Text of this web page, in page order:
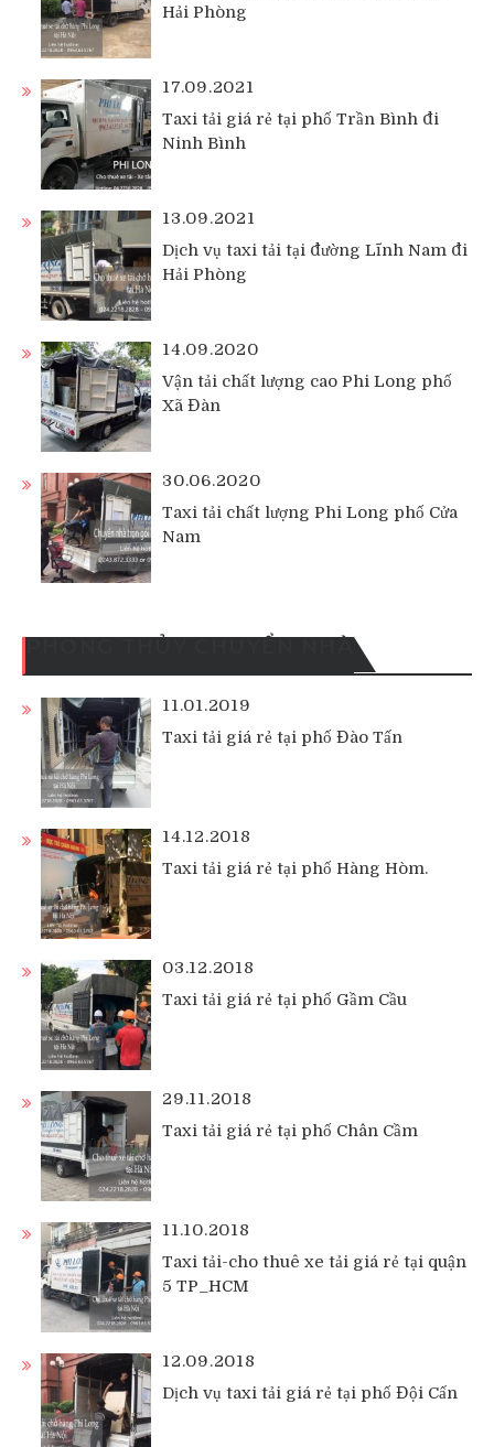
Hải Phòng
17.09.2021
Taxi tải giá rẻ tại phố Trần Bình đi
Ninh Bình
13.09.2021
Dịch vụ taxi tải tại đường Lĩnh Nam đi
Hải Phòng
14.09.2020
Vận tải chất lượng cao Phi Long phố
Xã Đàn
30.06.2020
Taxi tải chất lượng Phi Long phố Cửa
Nam
11.01.2019
Taxi tải giá rẻ tại phố Đào Tấn
14.12.2018
Taxi tải giá rẻ tại phố Hàng Hòm.
03.12.2018
Taxi tải giá rẻ tại phố Gầm Cầu
29.11.2018
Taxi tải giá rẻ tại phố Chân Cầm
11.10.2018
Taxi tải-cho thuê xe tải giá rẻ tại quận
5 TP_HCM
12.09.2018
Dịch vụ taxi tải giá rẻ tại phố Đội Cấn